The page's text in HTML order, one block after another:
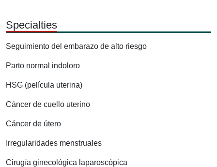
Specialties
Seguimiento del embarazo de alto riesgo
Parto normal indoloro
HSG (película uterina)
Cáncer de cuello uterino
Cáncer de útero
Irregularidades menstruales
Cirugía ginecológica laparoscópica